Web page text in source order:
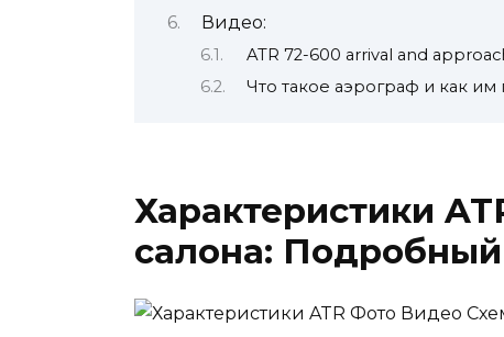
Видео:
ATR 72-600 arrival and
Что такое аэрограф и как им
Характеристики
салона: